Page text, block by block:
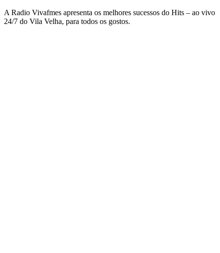
A Radio Vivafmes apresenta os melhores sucessos do Hits – ao vivo
24/7 do Vila Velha, para todos os gostos.